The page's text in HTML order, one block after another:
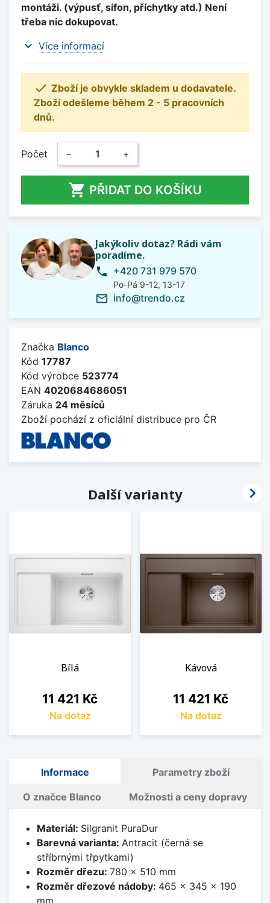
montáži. (výpusť, sifon, příchytky atd.) Není
třeba nic dokupovat.
expand_more Více informací
 Zboží je obvykle skladem u dodavatele.
Zboží odešleme během 2 - 5 pracovních
dnů.
Počet − +
 PŘIDAT DO KOŠÍKU
Jakýkoliv dotaz? Rádi vám
poradíme.
phone +420 731 979 570
Po-Pá 9-12, 13-17
mail_outline info@trendo.cz
Značka Blanco
Kód 17787
Kód výrobce 523774
EAN 4020684686051
Záruka 24 měsíců
Zboží pochází z oficiální distribuce pro ČR
Další varianty
Bílá
Cena
11 421 Kč
Na dotaz
Kávová
Cena
11 421 Kč
Na dotaz

Informace Parametry zboží
O značce Blanco Možnosti a ceny dopravy
Materiál: Silgranit PuraDur
Barevná varianta: Antracit (černá se
stříbrnými třpytkami)
Rozměr dřezu: 780 x 510 mm
Rozměr dřezové nádoby: 465 x 345 x 190
mm